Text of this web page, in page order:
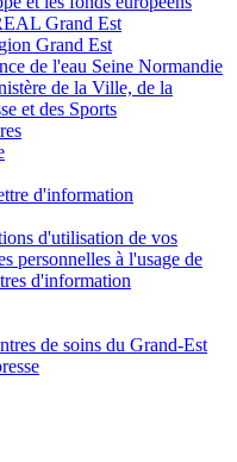
Grand Est
Grand Est
de l'eau Seine Normandie
de la Ville, de la
et des Sports
d'information
d'utilisation de vos
personnelles à l'usage de
d'information
de soins du Grand-Est